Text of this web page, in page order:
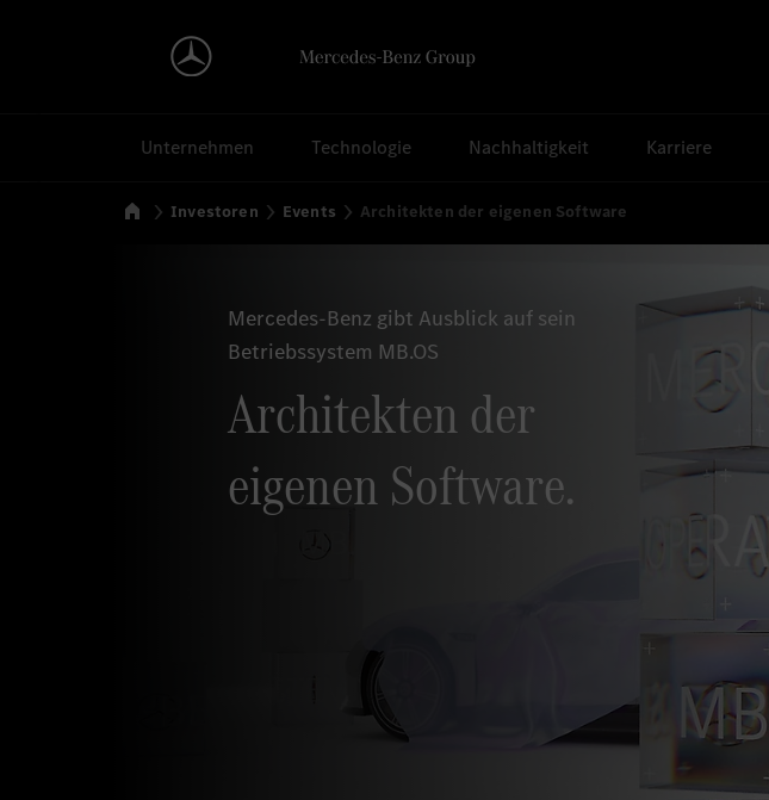
Unternehmen Technologie Nachhaltigkeit Karriere
Startseite
Investoren Events Architekten der eigenen Software
Mercedes-Benz gibt Ausblick auf sein
Betriebssystem MB.OS
Architekten der
eigenen Software.